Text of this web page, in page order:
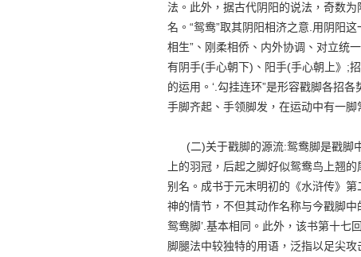
法。此外，据古代阴阳的说法，奇数为
名。“鸳鸯”取其阴阳相济之意.用阴阳
相生”、刚柔相侨、内外协调、对立统
有阴手(手心朝下)、阳手(手心朝上》;
的运用。‘.勾挂连环”是形容戳脚各招
手脚齐起、手领脚发，在运动中有一脚
(二)关于戳脚的源流:鸳鸯脚是戳脚
上的羽冠，后起之脚好似鸳鸯鸟上翘
别名。成书于元末明初的《水浒传》
神的情节，不但其动作名称与今戳脚中
鸳鸯脚’.基本相同。此外，该书第十七
脚腿法中较独特的用语，泛指以足尖